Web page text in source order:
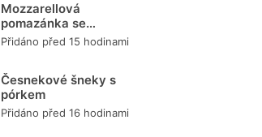
Mozzarellová
pomazánka se
šunkou
Přidáno před 15 hodinami
Česnekové šneky s
pórkem
Přidáno před 16 hodinami